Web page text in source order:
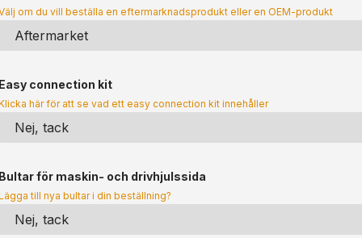
om du vill beställa en eftermarknadsprodukt eller en OEM-produkt
Easy connection kit
här för att se vad ett easy connection kit innehåller
Bultar för maskin- och drivhjulssida
till nya bultar i din beställning?